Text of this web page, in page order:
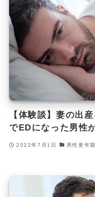
【体験談】妻の出
でEDになった男性
2022年7月1日 男性更年期